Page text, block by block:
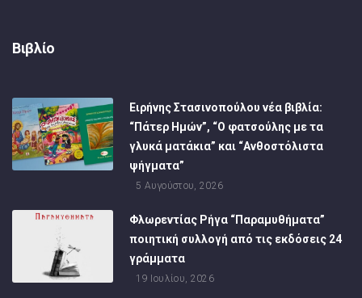
Βιβλίο
Ειρήνης Στασινοπούλου νέα βιβλία:
“Πάτερ Ημών”, “Ο φατσούλης με τα
γλυκά ματάκια” και “Ανθοστόλιστα
ψήγματα”
5 Αυγούστου, 2026
Φλωρεντίας Ρήγα “Παραμυθήματα”
ποιητική συλλογή από τις εκδόσεις 24
γράμματα
19 Ιουλίου, 2026